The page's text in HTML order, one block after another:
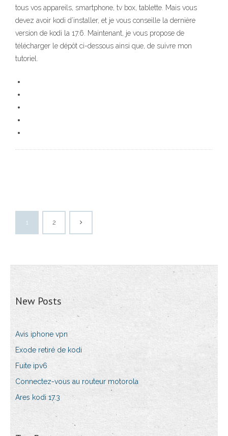
tous vos appareils, smartphone, tv box, tablette. Mais vous
devez avoir kodi d’installer, et je vous conseille la dernière
version de kodi la 17.6. Maintenant, je vous propose de
télécharger le dépôt ci-dessous ainsi que, de suivre mon
tutoriel.
1 2
New Posts
Avis iphone vpn
Exode retiré de kodi
Fuite ipv6
Connectez-vous au routeur motorola
Ares kodi 17.3